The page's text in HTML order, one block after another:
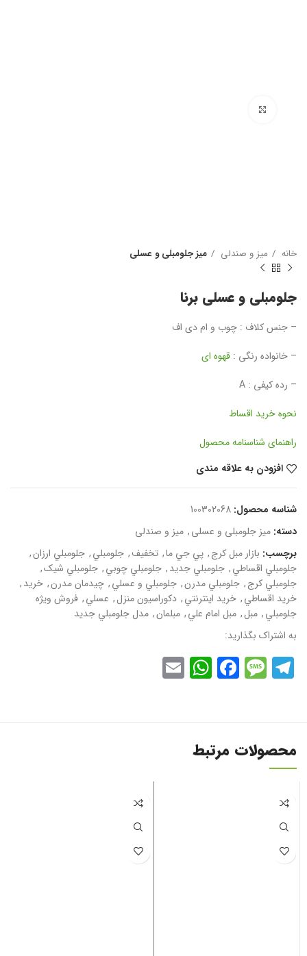
خانه میز و صندلی میز جلومبلی و عسلی
جلومبلی و عسلی برنا
– جنس کلاف : چوب و ام دی اف
– خانواده رنگی : قهوه ای
– رده کیفی : A
نحوه خرید اقساط
راهنمای شناسنامه محصول
افزودن به علاقه مندی
شناسه محصول: 100302068
دسته: میز جلومبلی و عسلی, میز و صندلی
برچسب: بازار مبل کرج, پي جي ما, تخفيف, جلومبلي, جلومبلي ارزان,
جلومبلي اقساطي, جلومبلي جديد, جلومبلي چوبي, جلومبلي شيک,
جلومبلي کرج, جلومبلي مدرن, جلومبلي و عسلي, چيدمان مدرن, خريد,
خريد اقساطي, خريد اينترنتي, دکوراسيون منزل, عسلي, فروش ويژه
جلومبلي, مبل, مبل امام علي, مبلمان, مدل جلومبلي جديد
به اشتراک بگذارید:
Telegram
Message
Facebook
WhatsApp
محصولات مرتبط